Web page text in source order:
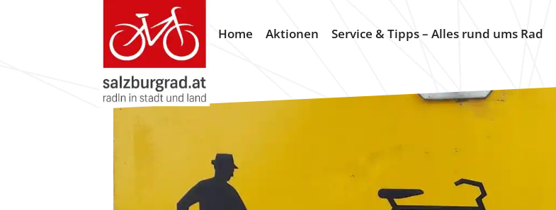
Home Aktionen Service & Tipps – Alles rund ums Rad